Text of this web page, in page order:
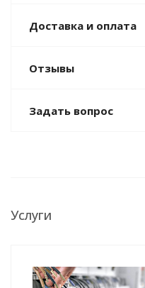
Доставка и оплата
Отзывы
Задать вопрос
Услуги